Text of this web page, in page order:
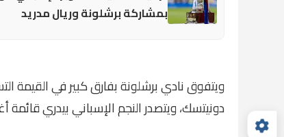
بمشاركة برشلونة وريال مدريد
دونيتسك، ويتصدر النجم الإسباني بيدري قائمة أغلى